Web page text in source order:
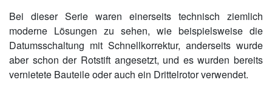
Bei dieser Serie waren einerseits technisch ziemlich
moderne Lösungen zu sehen, wie beispielsweise die
Datumsschaltung mit Schnellkorrektur, anderseits wurde
aber schon der Rotstift angesetzt, und es wurden bereits
vernietete Bauteile oder auch ein Drittelrotor verwendet.